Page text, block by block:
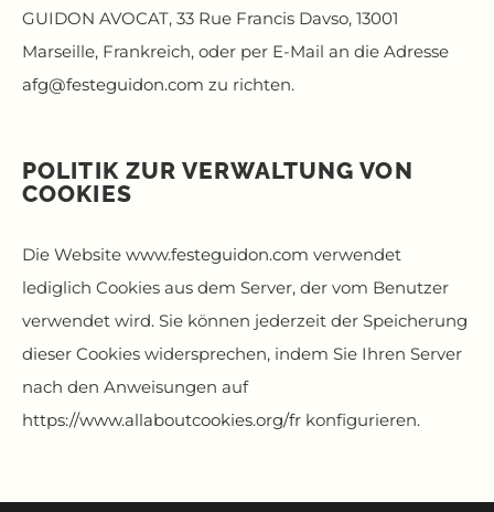
GUIDON AVOCAT, 33 Rue Francis Davso, 13001
Marseille, Frankreich, oder per E-Mail an die Adresse
afg@festeguidon.com zu richten.
POLITIK ZUR VERWALTUNG VON
COOKIES
Die Website www.festeguidon.com verwendet
lediglich Cookies aus dem Server, der vom Benutzer
verwendet wird. Sie können jederzeit der Speicherung
dieser Cookies widersprechen, indem Sie Ihren Server
nach den Anweisungen auf
https://www.allaboutcookies.org/fr konfigurieren.